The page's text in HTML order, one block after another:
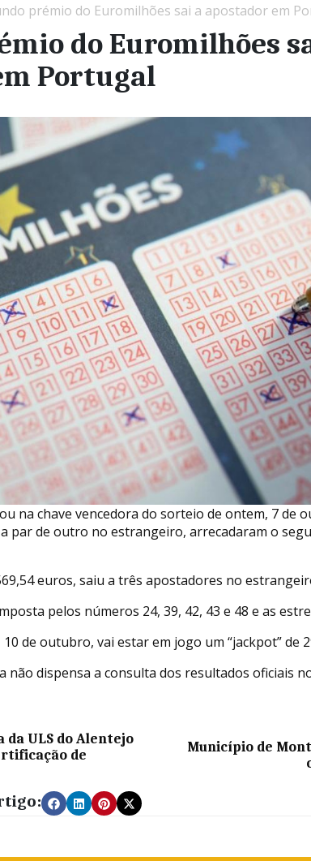
prémio do Euromilhões sai a apostador em
do Euromilhões
Portugal
na chave vencedora do sorteio de ontem, 7 de
par de outro no estrangeiro, arrecadaram o
euros, saiu a três apostadores no
pelos números 24, 39, 42, 43 e 48 e as
de outubro, vai estar em jogo um “jackpot” de
não dispensa a consulta dos resultados oficiais
da ULS do Alentejo
de
Município de